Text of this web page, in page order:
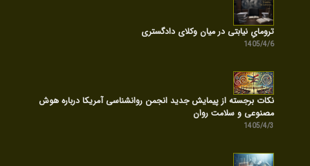
ترومایِ نیابتی در میان وکلای دادگستری
1405/4/6
نکات برجسته از پیمایش جدید انجمن روانشناسی آمریکا درباره هوش
مصنوعی و سلامت روان
1405/4/3